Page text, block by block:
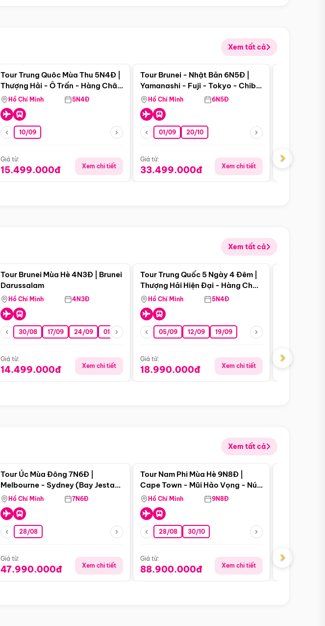
Xem tất cả
Tour Trung Quôc Mùa Thu 5N4Đ |
Thượng Hải - Ô Trấn - Hàng Châu
(Tour Không Shopping)
Hồ Chí Minh 5N4Đ
10/09
Giá từ:
15.499.000đ Xem chi tiết
Điểm nổi bật
Tour Brunei - Nhật Bản 6N5Đ |
Yamanashi - Fuji - Tokyo - Chiba
- Freeday
Hồ Chí Minh 6N5Đ
01/09 20/10
Giá từ:
33.499.000đ Xem chi tiết
Giá từ:
›
Xem tất cả
Tour Brunei Mùa Hè 4N3Đ | Brunei
Darussalam
Hồ Chí Minh 4N3Đ
30/08 17/09 24/09 01/10 15/10 29/10
Giá từ:
14.499.000đ Xem chi tiết
Điểm nổi bật
Tour Trung Quốc 5 Ngày 4 Đêm |
Thượng Hải Hiện Đại - Hàng Châu
Nên Thơ - Ô Trấn Cổ Kính
Hồ Chí Minh 5N4Đ
05/09 12/09 19/09
Giá từ:
18.990.000đ Xem chi tiết
Giá từ:
›
Xem tất cả
Tour Úc Mùa Đông 7N6Đ |
Melbourne - Sydney (Bay Jestar
Airways)
Hồ Chí Minh 7N6Đ
28/08
Giá từ:
47.990.000đ Xem chi tiết
Điểm nổi bật
Tour Nam Phi Mùa Hè 9N8Đ |
Cape Town - Mũi Hảo Vọng - Núi
Bàn - Johannesburg - Pretoria -
Safari - Lodge
Hồ Chí Minh 9N8Đ
28/08 30/10
Giá từ:
88.900.000đ Xem chi tiết
Giá từ:
›